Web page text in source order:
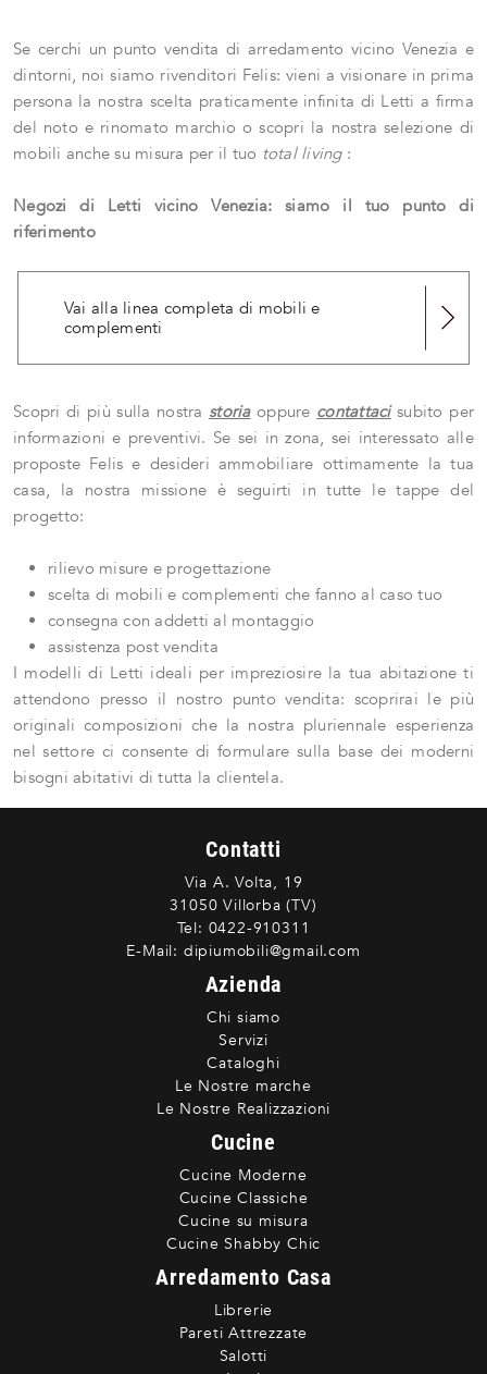
Se cerchi un punto vendita di arredamento vicino Venezia e
dintorni, noi siamo rivenditori Felis: vieni a visionare in prima
persona la nostra scelta praticamente infinita di Letti a firma
del noto e rinomato marchio o scopri la nostra selezione di
mobili anche su misura per il tuo total living :
Negozi di Letti vicino Venezia: siamo il tuo punto di
riferimento
Vai alla linea completa di mobili e
complementi
Scopri di più sulla nostra storiaoppure contattacisubito per
informazioni e preventivi. Se sei in zona, sei interessato alle
proposte Felis e desideri ammobiliare ottimamente la tua
casa, la nostra missione è seguirti in tutte le tappe del
progetto:
rilievo misure e progettazione
scelta di mobili e complementi che fanno al caso tuo
consegna con addetti al montaggio
assistenza post vendita
I modelli di Letti ideali per impreziosire la tua abitazione ti
attendono presso il nostro punto vendita: scoprirai le più
originali composizioni che la nostra pluriennale esperienza
nel settore ci consente di formulare sulla base dei moderni
bisogni abitativi di tutta la clientela.
Contatti
Via A. Volta, 19
31050 Villorba (TV)
Tel: 0422-910311
E-Mail: dipiumobili@gmail.com
Azienda
Chi siamo
Servizi
Cataloghi
Le Nostre marche
Le Nostre Realizzazioni
Cucine
Cucine Moderne
Cucine Classiche
Cucine su misura
Cucine Shabby Chic
Arredamento Casa
Librerie
Pareti Attrezzate
Salotti